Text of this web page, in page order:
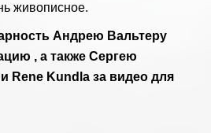
живописное.
Андрею Вальтеру
, а также Сергею
Rene Kundla за видео для